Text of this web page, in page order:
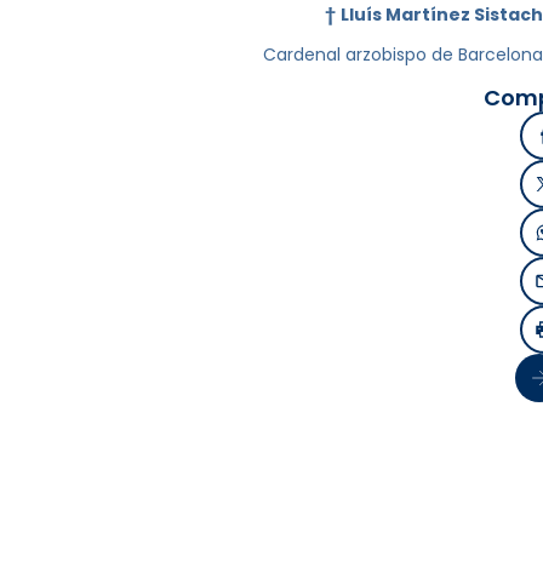
† Lluís Martínez Sistach
Cardenal arzobispo de Barcelona